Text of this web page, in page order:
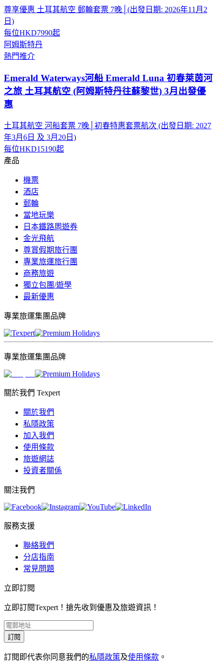
尊享優惠 土耳其航空 郵輪套票 7晚│(出發日期: 2026年11月2
日)
每位HKD7990起
阿姆斯特丹
熱門推介
Emerald Waterways河船 Emerald Luna 初春萊茵河
之旅 土耳其航空 (阿姆斯特丹往蘇黎世) 3月出發優
惠
土耳其航空 河船套票 7晚│初春特惠套票航次 (出發日期: 2027
年3月6日 及 3月20日)
每位HKD15190起
產品
機票
酒店
郵輪
當地玩樂
日本鐵路周遊券
金光飛航
尊賞假期旅行團
專業旅運旅行團
商務旅遊
獨立包團/遊學
最新優惠
專業旅運集團品牌
專業旅運集團品牌
關於我們 Texpert
關於我們
私隱政策
加入我們
使用條款
旅遊網誌
投資者關係
關注我們
服務支援
聯絡我們
分店指南
常見問題
立即訂閱
立即訂閱Texpert！搶先收到優惠及旅遊資訊！
訂閱
訂閱即代表你同意我們的私隱政策及使用條款 。